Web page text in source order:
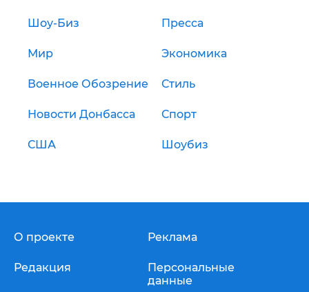
Шоу-Биз Пресса
Мир Экономика
Военное Обозрение Стиль
Новости Донбасса Спорт
США Шоубиз
О проекте
Редакция
Реклама
Персональные
данные